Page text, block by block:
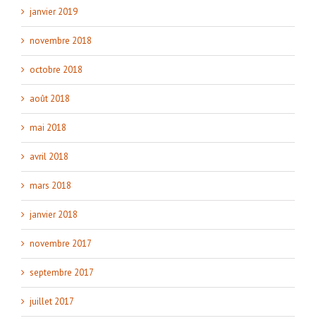
janvier 2019
novembre 2018
octobre 2018
août 2018
mai 2018
avril 2018
mars 2018
janvier 2018
novembre 2017
septembre 2017
juillet 2017